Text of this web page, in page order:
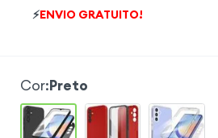
⚡ENVIO GRATUITO!
Cor:Preto